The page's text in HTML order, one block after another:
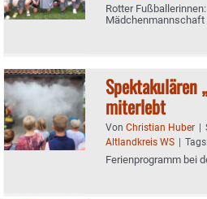
Rotter
Mädchenmannschaft
Spektakulären
miterlebt
Von Christian Huber |
Altlandkreis WS | Tags:
Ferienprogramm bei